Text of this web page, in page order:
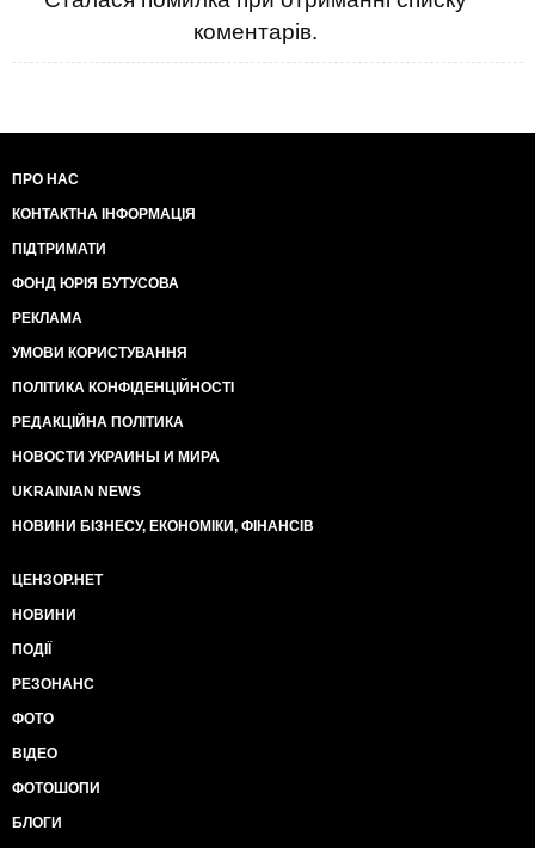
коментарів.
ПРО НАС
КОНТАКТНА ІНФОРМАЦІЯ
ПІДТРИМАТИ
ФОНД ЮРІЯ БУТУСОВА
РЕКЛАМА
УМОВИ КОРИСТУВАННЯ
ПОЛІТИКА КОНФІДЕНЦІЙНОСТІ
РЕДАКЦІЙНА ПОЛІТИКА
НОВОСТИ УКРАИНЫ И МИРА
UKRAINIAN NEWS
НОВИНИ БІЗНЕСУ, ЕКОНОМІКИ, ФІНАНСІВ
ЦЕНЗОР.НЕТ
НОВИНИ
ПОДІЇ
РЕЗОНАНС
ФОТО
ВІДЕО
ФОТОШОПИ
БЛОГИ